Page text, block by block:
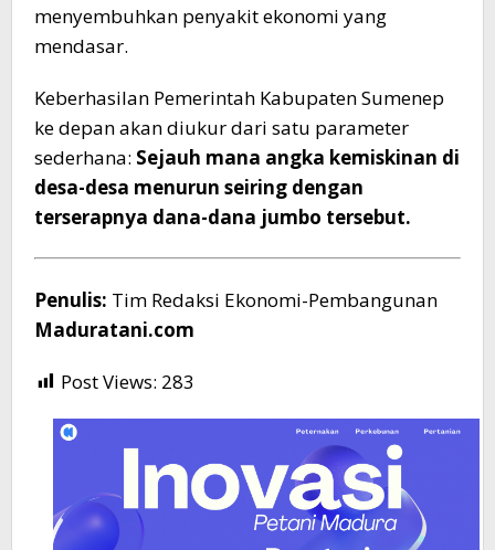
menyembuhkan penyakit ekonomi yang
mendasar.
Keberhasilan Pemerintah Kabupaten Sumenep
ke depan akan diukur dari satu parameter
sederhana: Sejauh mana angka kemiskinan di
desa-desa menurun seiring dengan
terserapnya dana-dana jumbo tersebut.
Penulis: Tim Redaksi Ekonomi-Pembangunan
Maduratani.com
Post Views: 283